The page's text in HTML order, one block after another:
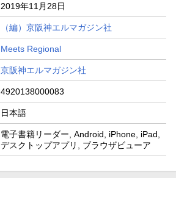
2019年11月28日
（編）京阪神エルマガジン社
Meets Regional
京阪神エルマガジン社
4920138000083
日本語
電子書籍リーダー, Android, iPhone, iPad,
デスクトップアプリ, ブラウザビューア